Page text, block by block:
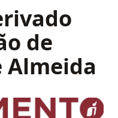
de
Almeida